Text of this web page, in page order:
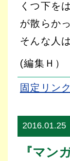
くつ下を
が散らか
そんな人
(編集Ｈ）
固定リン
2016.01.25
『マン